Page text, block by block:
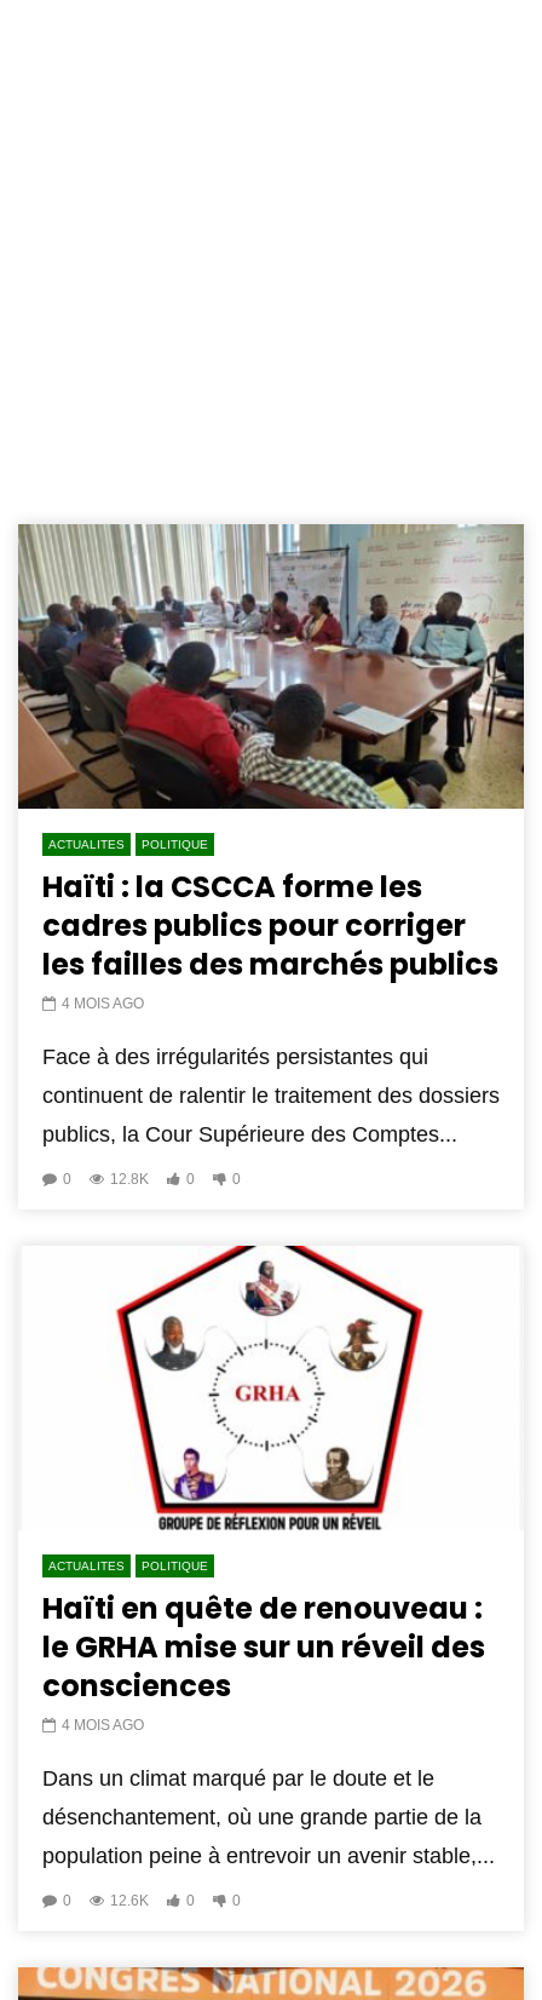
ACTUALITES POLITIQUE
Haïti : la CSCCA forme les
cadres publics pour corriger
les failles des marchés publics
4 MOIS AGO
Face à des irrégularités persistantes qui
continuent de ralentir le traitement des dossiers
publics, la Cour Supérieure des Comptes...
0 12.8K 0 0
ACTUALITES POLITIQUE
Haïti en quête de renouveau :
le GRHA mise sur un réveil des
consciences
4 MOIS AGO
Dans un climat marqué par le doute et le
désenchantement, où une grande partie de la
population peine à entrevoir un avenir stable,...
0 12.6K 0 0